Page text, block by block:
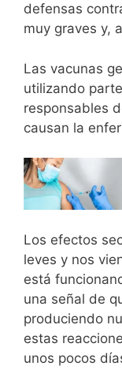
defensas
muy graves y,
Las vacunas
utilizando
responsables
causan la
Los efectos
leves y nos
está
una señal de
produciendo
estas
unos pocos